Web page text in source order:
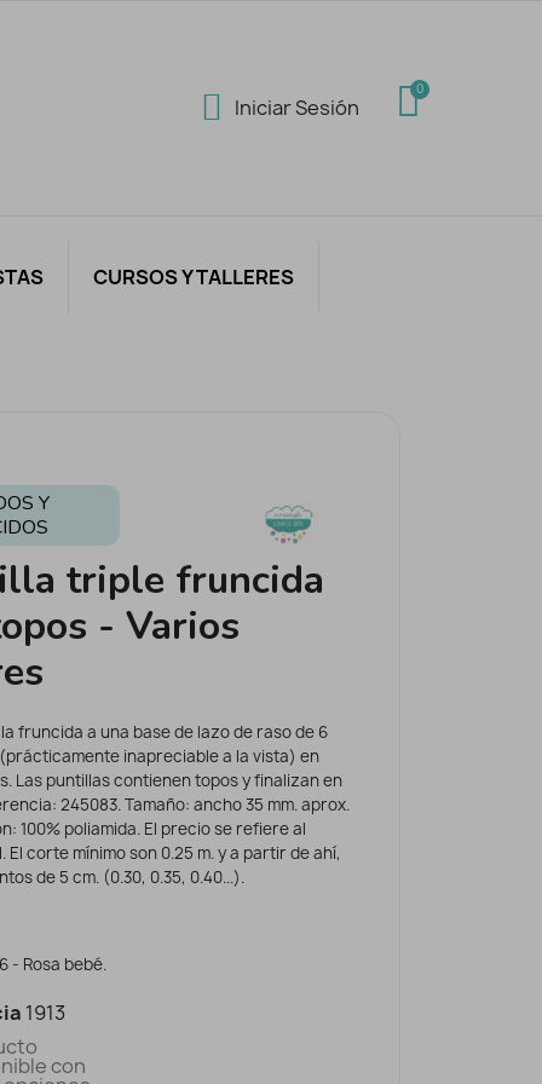
Iniciar Sesión
CURSOS Y TALLERES
Y
triple fruncida
- Varios
fruncida a una base de lazo de raso de 6
inapreciable a la vista) en
Las puntillas contienen topos y finalizan en
245083. Tamaño: ancho 35 mm. aprox.
100% poliamida. El precio se refiere al
El corte mínimo son 0.25 m. y a partir de ahí,
de 5 cm. (0.30, 0.35, 0.40...).
- Rosa bebé.
1913
con